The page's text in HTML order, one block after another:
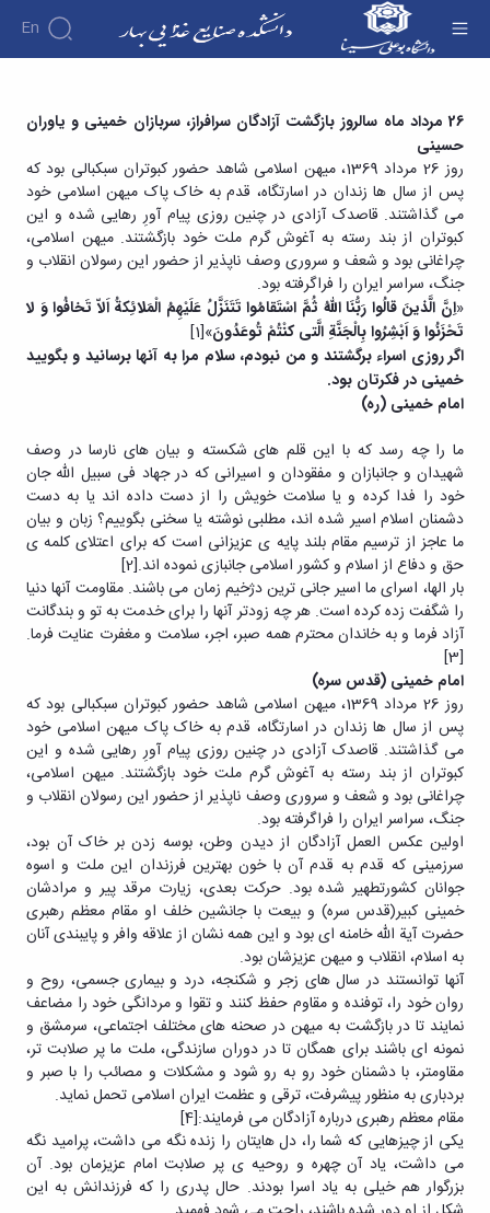
En
دانشکده
درباره
دانشکده
تاریخچه
ریاست
دانشکده
رؤسای
پیشین
آلبوم
عکس
اطلاعات
تماس
سازمان
دانشکده
آموزشی
معاونت
تحصیلات
تکمیلی
آموزش
تقویم
آموزشی
دروس
ارائه
شده
دوره
کارشناسی
فرم
ها
و
آئین
ها
تحصیلات
تکمیلی
فرم
ها
و
آئین
نامه
ها
سمینارها
و
پایان
نامه
ها
پژوهش
پژوهش
اولویت
های
پژوهشی
فرم
های
پژوهشی
کارگاه ها
آزمایشگاه
ها
آزمایشگاه
تکنولوژِی
مواد
غذایی
آزمایشگاه
میکروبیولوژی
نشریات
اساتید
اساتید
دانشکده
اساتید
بازنشسته
کارکنان
آموزشی
گروه
های
آموزشی
گروه
آموزشی
صنایع
غذایی
26 مرداد ماه سالروز بازگشت آزادگان سرافراز،
سربازان خمینی و یاوران حسینی - دانشکده صنایع
غذایی بهار
26 مرداد ماه سالروز
بازگشت آزادگان سرافراز، سربازان خمینی و یاوران
حسینی
روز 26 مرداد 1369، میهن اسلامی شاهد حضور کبوتران سبکبالی بود که
پس از سال ها زندان در اسارتگاه، قدم به خاک پاک میهن اسلامی خود
می گذاشتند. قاصدک آزادی در چنین روزی پیام آورِ رهایی شده و این
کبوتران از بند رسته به آغوش گرم ملت خود بازگشتند. میهن اسلامی،
چراغانی بود و شعف و سروری وصف ناپذیر از حضور این رسولان انقلاب و
جنگ، سراسر ایران را فراگرفته بود.
«اِنَّ الَّذینَ قالُوا رَبُّنَا اللهُ ثُمَّ اسْتَقامُوا تَتَنَزَّلُ عَلَیْهِمُ الْمَلائِکةُ اَلاّ تَخافُوا وَ لا
تَحْزَنُوا وَ اَبْشِرُوا بِالْجَنَّةِ الَّتی کنْتُمْ تُوعَدُونَ»
[1]
اگر روزی اسراء برگشتند و من نبودم، سلام مرا به آنها برسانید و بگویید
خمینی در فکرتان بود.
امام خمینی (ره)
ما را چه رسد که با این قلم های شکسته و بیان های نارسا در وصف
شهیدان و جانبازان و مفقودان و اسیرانی که در جهاد فی سبیل الله جان
خود را فدا کرده و یا سلامت خویش را از دست داده اند یا به دست
دشمنان اسلام اسیر شده اند، مطلبی نوشته یا سخنی بگوییم؟ زبان و بیان
ما عاجز از ترسیم مقام بلند پایه ی عزیزانی است که برای اعتلای کلمه ی
حق و دفاع از اسلام و کشور اسلامی جانبازی نموده اند.[2]
بار الها، اسرای ما اسیر جانی ترین دژخیم زمان می باشند. مقاومت آنها دنیا
را شگفت زده کرده است. هر چه زودتر آنها را برای خدمت به تو و بندگانت
آزاد فرما و به خاندان محترم همه صبر، اجر، سلامت و مغفرت عنایت فرما.
[3]
امام خمینی (قدس سره)
روز 26 مرداد 1369، میهن اسلامی شاهد حضور کبوتران سبکبالی بود که
پس از سال ها زندان در اسارتگاه، قدم به خاک پاک میهن اسلامی خود
می گذاشتند. قاصدک آزادی در چنین روزی پیام آورِ رهایی شده و این
کبوتران از بند رسته به آغوش گرم ملت خود بازگشتند. میهن اسلامی،
چراغانی بود و شعف و سروری وصف ناپذیر از حضور این رسولان انقلاب و
جنگ، سراسر ایران را فراگرفته بود.
اولین عکس العمل آزادگان از دیدن وطن، بوسه زدن بر خاک آن بود،
سرزمینی که قدم به قدم آن با خون بهترین فرزندان این ملت و اسوه
جوانان کشورتطهیر شده بود. حرکت بعدی، زیارت مرقد پیر و مرادشان
خمینی کبیر(قدس سره) و بیعت با جانشین خلف او مقام معظم رهبری
حضرت آیة الله خامنه ای بود و این همه نشان از علاقه وافر و پایبندی آنان
به اسلام، انقلاب و میهن عزیزشان بود.
آنها توانستند در سال های زجر و شکنجه، درد و بیماری جسمی، روح و
روان خود را، توفنده و مقاوم حفظ کنند و تقوا و مردانگی خود را مضاعف
نمایند تا در بازگشت به میهن در صحنه های مختلف اجتماعی، سرمشق و
نمونه ای باشند برای همگان تا در دوران سازندگی، ملت ما پر صلابت تر،
مقاومتر، با دشمنان خود رو به رو شود و مشکلات و مصائب را با صبر و
بردباری به منظور پیشرفت، ترقی و عظمت ایران اسلامی تحمل نماید.
مقام معظم رهبری درباره آزادگان می فرمایند:[4]
یکی از چیزهایی که شما را، دل هایتان را زنده نگه می داشت، پرامید نگه
می داشت، یاد آن چهره و روحیه ی پر صلابت امام عزیزمان بود. آن
بزرگوار هم خیلی به یاد اسرا بودند. حال پدری را که فرزندانش به این